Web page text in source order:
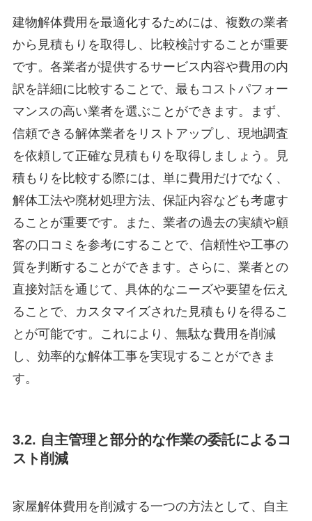
建物解体費用を最適化するためには、複数の業者
から見積もりを取得し、比較検討することが重要
です。各業者が提供するサービス内容や費用の内
訳を詳細に比較することで、最もコストパフォー
マンスの高い業者を選ぶことができます。まず、
信頼できる解体業者をリストアップし、現地調査
を依頼して正確な見積もりを取得しましょう。見
積もりを比較する際には、単に費用だけでなく、
解体工法や廃材処理方法、保証内容なども考慮す
ることが重要です。また、業者の過去の実績や顧
客の口コミを参考にすることで、信頼性や工事の
質を判断することができます。さらに、業者との
直接対話を通じて、具体的なニーズや要望を伝え
ることで、カスタマイズされた見積もりを得るこ
とが可能です。これにより、無駄な費用を削減
し、効率的な解体工事を実現することができま
す。
3.2. 自主管理と部分的な作業の委託によるコ
スト削減
家屋解体費用を削減する一つの方法として、自主